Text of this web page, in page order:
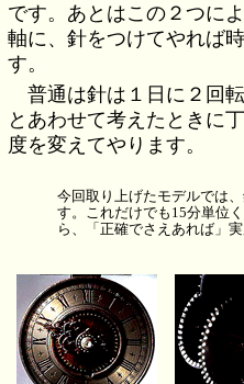
です。あとはこの２つに
軸に、針をつけてやれば
す。
普通は針は１日に２回
とあわせて考えたときに
度を変えてやります。
今回取り上げたモデルでは
す。これだけでも15分単位
ら、「正確でさえあれば」実